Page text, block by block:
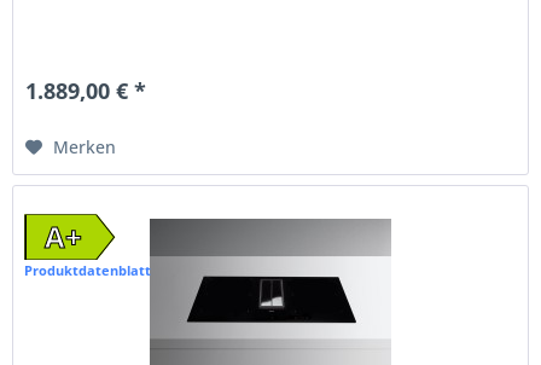
1.889,00 € *
Merken
A+
Produktdatenblatt